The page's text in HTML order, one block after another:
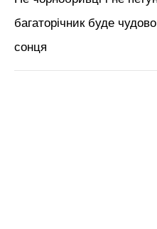
багаторічник буде
сонця